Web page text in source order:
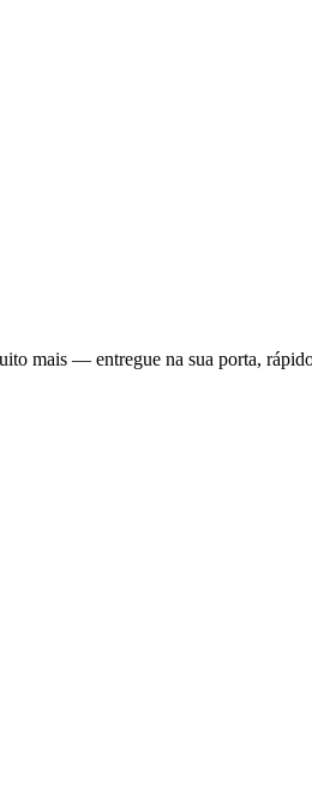
mais — entregue na sua porta,